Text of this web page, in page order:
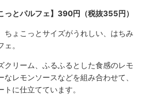
っとパルフェ】390円（税抜355円）
ちょこっとサイズがうれしい、はちみ
。
クリーム、ふるふるとした食感のレモ
レモンソースなどを組み合わせて、
に仕立てています。